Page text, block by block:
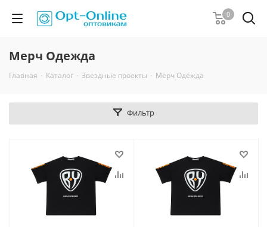
0
Мерч Одежда
Главная - Каталог - Звездные проекты - Мерч Одежда
Фильтр